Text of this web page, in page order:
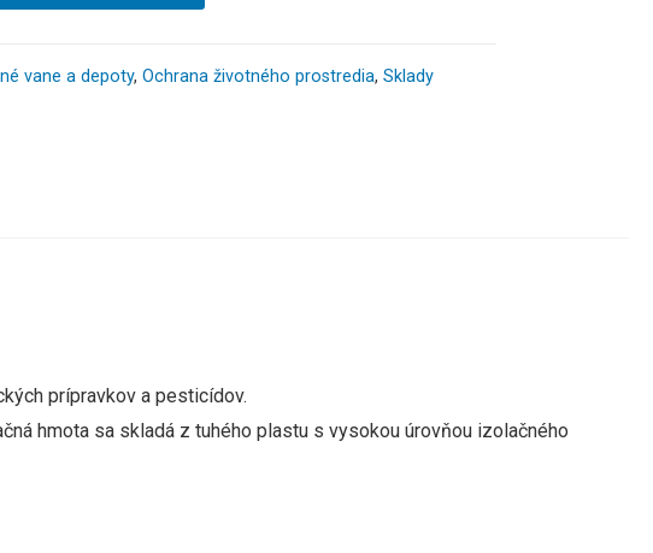
vane a depoty, Ochrana životného prostredia, Sklady
prípravkov a pesticídov.
hmota sa skladá z tuhého plastu s vysokou úrovňou izolačného